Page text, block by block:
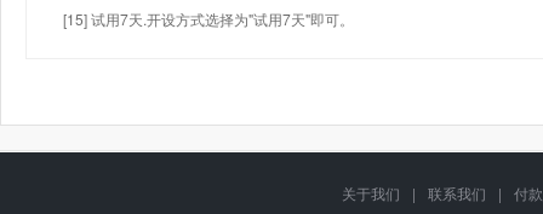
[15] 试用7天.开设方式选择为"试用7天"即可。
关于我们 | 联系我们 |
付